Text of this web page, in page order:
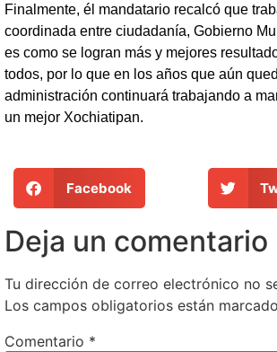
Finalmente, él mandatario recalcó que
coordinada entre ciudadanía, Gobierno
es como se logran más y mejores
todos, por lo que en los años que aún
administración continuará trabajando a
un mejor Xochiatipan.
Facebook
Deja un comentario
Tu dirección de correo electrónico no
Los campos obligatorios están
Comentario *